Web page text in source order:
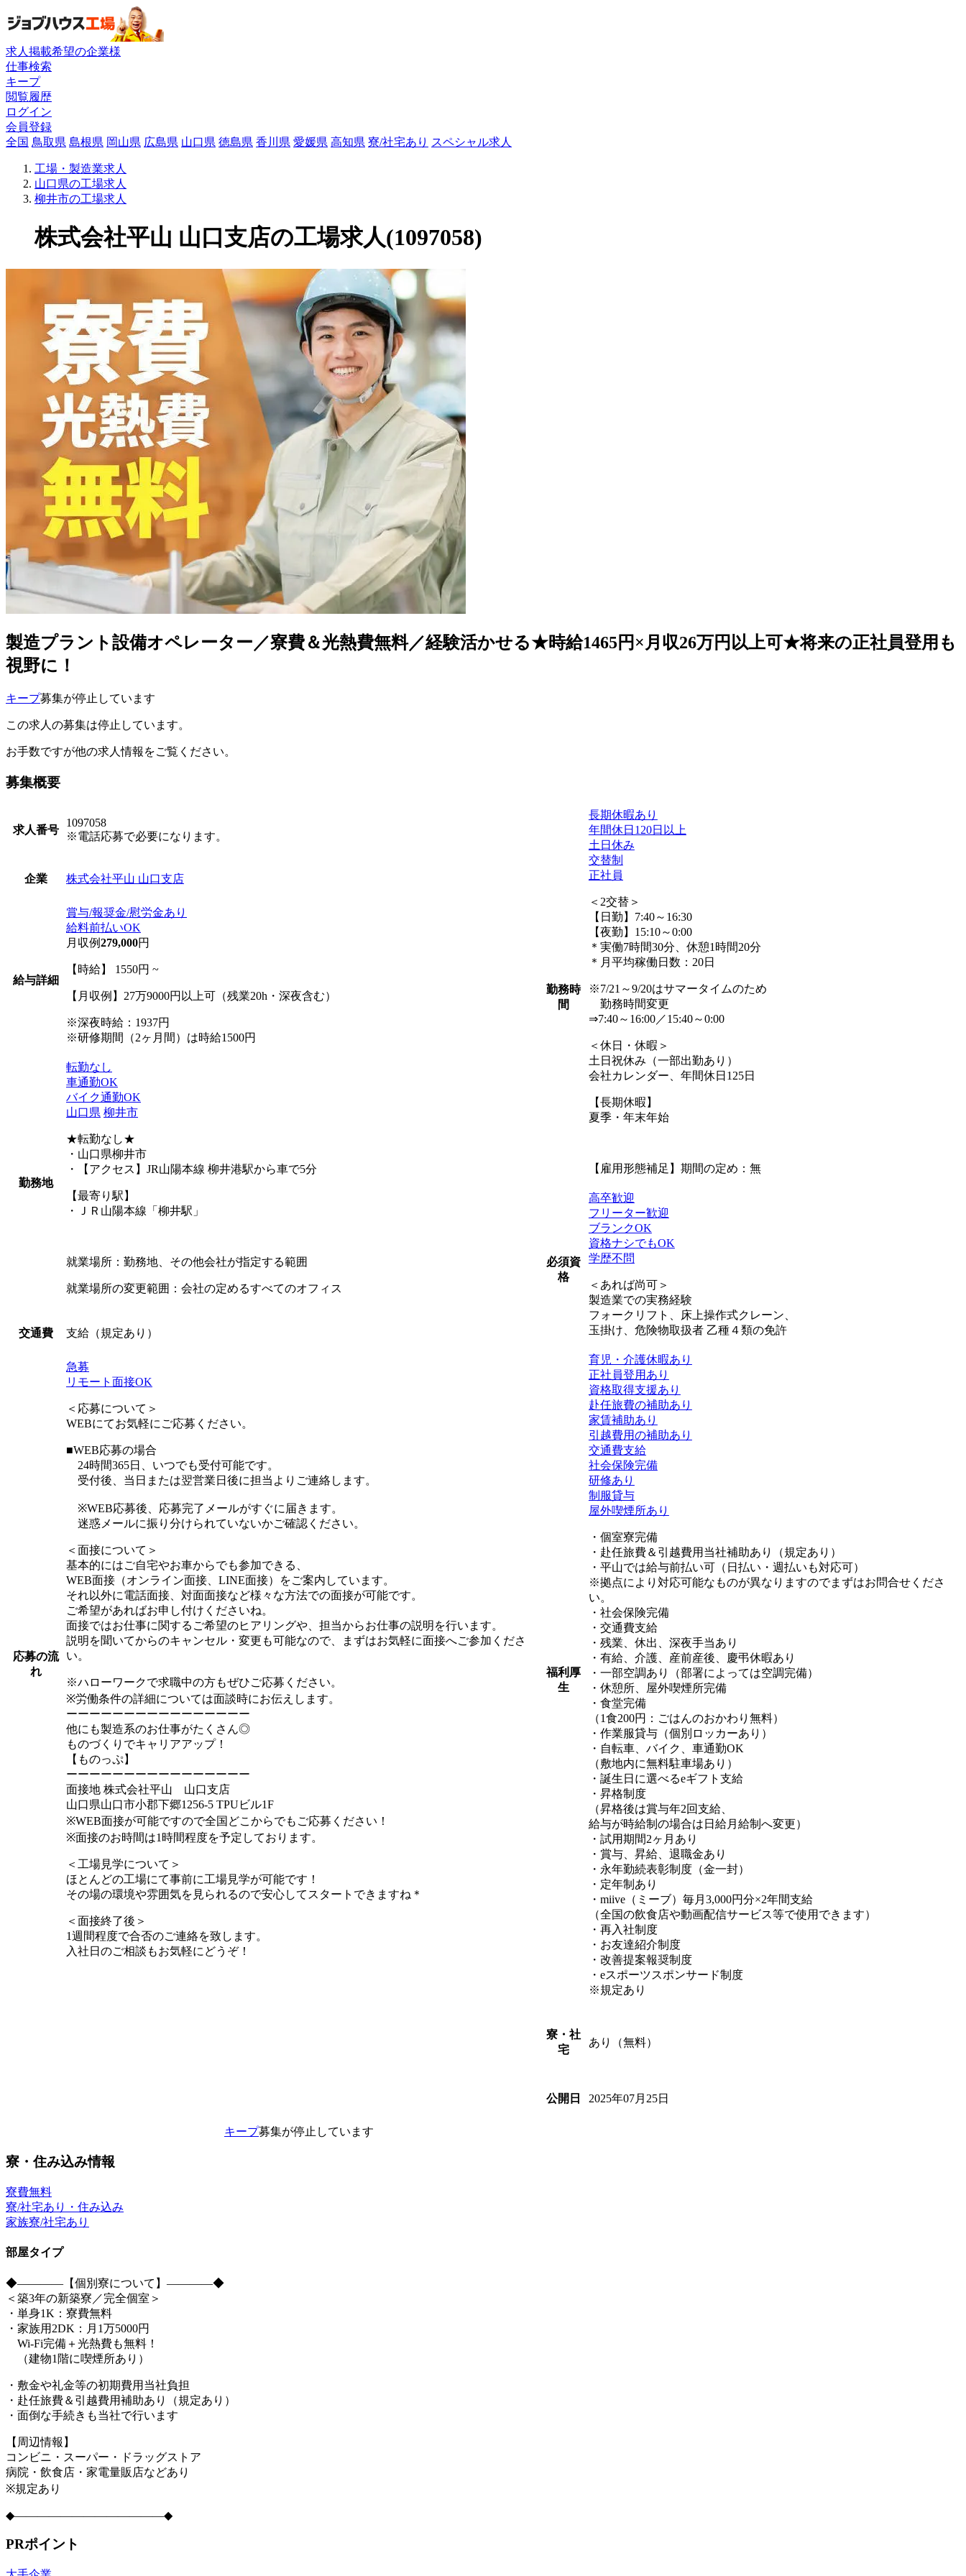
求人掲載希望の企業様
仕事検索
キープ
閲覧履歴
ログイン
会員登録
全国 鳥取県 島根県 岡山県 広島県 山口県 徳島県 香川県 愛媛県 高知県 寮/社宅あり スペシャル求人
工場・製造業求人
山口県の工場求人
柳井市の工場求人
株式会社平山 山口支店の工場求人(1097058)
製造プラント設備オペレーター／寮費＆光熱費無料／経験活かせる★時給1465円×月収26万円以上可★将来の正社員登用も
視野に！
キープ募集が停止しています
この求人の募集は停止しています。
お手数ですが他の求人情報をご覧ください。
募集概要
求人番号
1097058
※電話応募で必要になります。
企業 株式会社平山 山口支店
給与詳細
賞与/報奨金/慰労金あり
給料前払いOK
月収例279,000円
【時給】 1550円 ~
【月収例】27万9000円以上可（残業20h・深夜含む）
※深夜時給：1937円
※研修期間（2ヶ月間）は時給1500円
勤務地
転勤なし
車通勤OK
バイク通勤OK
山口県 柳井市
★転勤なし★
・山口県柳井市
・【アクセス】JR山陽本線 柳井港駅から車で5分
【最寄り駅】
・ＪＲ山陽本線「柳井駅」
就業場所：勤務地、その他会社が指定する範囲
就業場所の変更範囲：会社の定めるすべてのオフィス
交通費 支給（規定あり）
応募の流
れ
急募
リモート面接OK
＜応募について＞
WEBにてお気軽にご応募ください。
■WEB応募の場合
24時間365日、いつでも受付可能です。
受付後、当日または翌営業日後に担当よりご連絡します。
※WEB応募後、応募完了メールがすぐに届きます。
迷惑メールに振り分けられていないかご確認ください。
＜面接について＞
基本的にはご自宅やお車からでも参加できる、
WEB面接（オンライン面接、LINE面接）をご案内しています。
それ以外に電話面接、対面面接など様々な方法での面接が可能です。
ご希望があればお申し付けくださいね。
面接ではお仕事に関するご希望のヒアリングや、担当からお仕事の説明を行います。
説明を聞いてからのキャンセル・変更も可能なので、まずはお気軽に面接へご参加くださ
い。
※ハローワークで求職中の方もぜひご応募ください。
※労働条件の詳細については面談時にお伝えします。
ーーーーーーーーーーーーーーーー
他にも製造系のお仕事がたくさん◎
ものづくりでキャリアアップ！
【ものっぷ】
ーーーーーーーーーーーーーーーー
面接地 株式会社平山 山口支店
山口県山口市小郡下郷1256-5 TPUビル1F
※WEB面接が可能ですので全国どこからでもご応募ください！
※面接のお時間は1時間程度を予定しております。
＜工場見学について＞
ほとんどの工場にて事前に工場見学が可能です！
その場の環境や雰囲気を見られるので安心してスタートできますね＊
＜面接終了後＞
1週間程度で合否のご連絡を致します。
入社日のご相談もお気軽にどうぞ！
勤務時
間
長期休暇あり
年間休日120日以上
土日休み
交替制
正社員
＜2交替＞
【日勤】7:40～16:30
【夜勤】15:10～0:00
＊実働7時間30分、休憩1時間20分
＊月平均稼働日数：20日
※7/21～9/20はサマータイムのため
勤務時間変更
⇒7:40～16:00／15:40～0:00
＜休日・休暇＞
土日祝休み（一部出勤あり）
会社カレンダー、年間休日125日
【長期休暇】
夏季・年末年始
【雇用形態補足】期間の定め：無
必須資
格
高卒歓迎
フリーター歓迎
ブランクOK
資格ナシでもOK
学歴不問
＜あれば尚可＞
製造業での実務経験
フォークリフト、床上操作式クレーン、
玉掛け、危険物取扱者 乙種４類の免許
福利厚
生
育児・介護休暇あり
正社員登用あり
資格取得支援あり
赴任旅費の補助あり
家賃補助あり
引越費用の補助あり
交通費支給
社会保険完備
研修あり
制服貸与
屋外喫煙所あり
・個室寮完備
・赴任旅費＆引越費用当社補助あり（規定あり）
・平山では給与前払い可（日払い・週払いも対応可）
※拠点により対応可能なものが異なりますのでまずはお問合せくださ
い。
・社会保険完備
・交通費支給
・残業、休出、深夜手当あり
・有給、介護、産前産後、慶弔休暇あり
・一部空調あり（部署によっては空調完備）
・休憩所、屋外喫煙所完備
・食堂完備
（1食200円：ごはんのおかわり無料）
・作業服貸与（個別ロッカーあり）
・自転車、バイク、車通勤OK
（敷地内に無料駐車場あり）
・誕生日に選べるeギフト支給
・昇格制度
（昇格後は賞与年2回支給、
給与が時給制の場合は日給月給制へ変更）
・試用期間2ヶ月あり
・賞与、昇給、退職金あり
・永年勤続表彰制度（金一封）
・定年制あり
・miive（ミーブ）毎月3,000円分×2年間支給
（全国の飲食店や動画配信サービス等で使用できます）
・再入社制度
・お友達紹介制度
・改善提案報奨制度
・eスポーツスポンサード制度
※規定あり
寮・社
宅
あり（無料）
公開日 2025年07月25日
キープ募集が停止しています
寮・住み込み情報
寮費無料
寮/社宅あり・住み込み
家族寮/社宅あり
部屋タイプ
◆――――【個別寮について】――――◆
＜築3年の新築寮／完全個室＞
・単身1K：寮費無料
・家族用2DK：月1万5000円
Wi-Fi完備＋光熱費も無料！
（建物1階に喫煙所あり）
・敷金や礼金等の初期費用当社負担
・赴任旅費＆引越費用補助あり（規定あり）
・面倒な手続きも当社で行います
【周辺情報】
コンビニ・スーパー・ドラッグストア
病院・飲食店・家電量販店などあり
※規定あり
◆―――――――――――――◆
PRポイント